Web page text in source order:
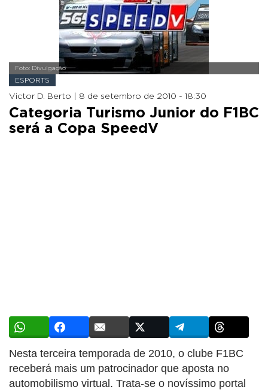
Foto: Divulgação
ESPORTS
Victor D. Berto | 8 de setembro de 2010 - 18:30
Categoria Turismo Junior do F1BC
será a Copa SpeedV
Nesta terceira temporada de 2010, o clube F1BC
receberá mais um patrocinador que aposta no
automobilismo virtual. Trata-se o novíssimo portal